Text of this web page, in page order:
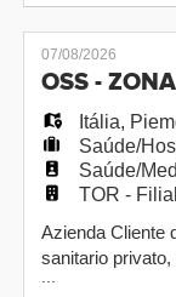
EN
FR
IT
a ricoprire il
a tempo
assunzione a
lavoro:
prevede attivita'
07/08/2026
OSS -
Itália,
Saúde/
Saúde/
TOR -
Azienda Cliente
sanitario
individuare una